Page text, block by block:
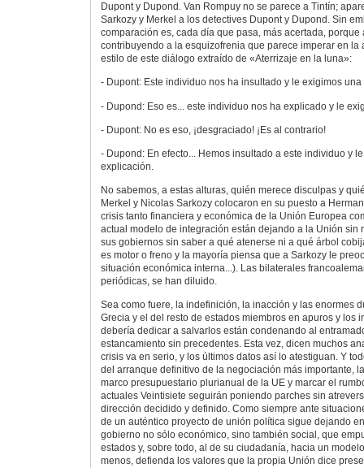
Dupont y Dupond. Van Rompuy no se parece a Tintín;
Sarkozy y Merkel a los detectives Dupont y Dupond. Sin
comparación es, cada día que pasa, más acertada, porque
contribuyendo a la esquizofrenia que parece imperar en la
estilo de este diálogo extraído de «Aterrizaje en la luna»:
- Dupont: Este individuo nos ha insultado y le exigimos
- Dupond: Eso es... este individuo nos ha explicado y le
- Dupont: No es eso, ¡desgraciado! ¡Es al contrario!
- Dupond: En efecto... Hemos insultado a este individuo y
explicación.
No sabemos, a estas alturas, quién merece disculpas y
Merkel y Nicolas Sarkozy colocaron en su puesto a
crisis tanto financiera y económica de la Unión Europea
actual modelo de integración están dejando a la Unión sin
sus gobiernos sin saber a qué atenerse ni a qué árbol
es motor o freno y la mayoría piensa que a Sarkozy le
situación económica interna...). Las bilaterales
periódicas, se han diluido.
Sea como fuere, la indefinición, la inacción y las enormes
Grecia y el del resto de estados miembros en apuros y los
debería dedicar a salvarlos están condenando al
estancamiento sin precedentes. Esta vez, dicen muchos
crisis va en serio, y los últimos datos así lo atestiguan. Y
del arranque definitivo de la negociación más importante,
marco presupuestario plurianual de la UE y marcar el
actuales Veintisiete seguirán poniendo parches sin
dirección decidido y definido. Como siempre ante
de un auténtico proyecto de unión política sigue dejando
gobierno no sólo económico, sino también social, que
estados y, sobre todo, al de su ciudadanía, hacia un
menos, defienda los valores que la propia Unión dice